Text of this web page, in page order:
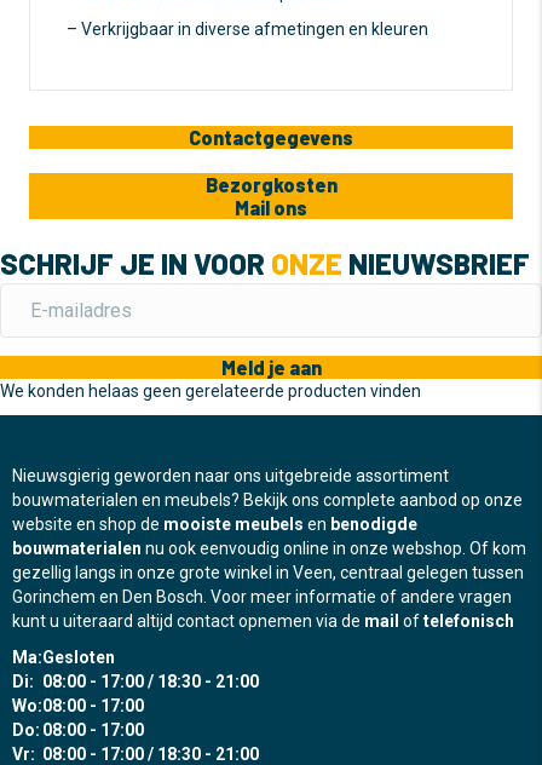
– Verkrijgbaar in diverse afmetingen en kleuren
Contactgegevens
Bezorgkosten
Mail ons
SCHRIJF JE IN VOOR ONZE NIEUWSBRIEF
Meld je aan
We konden helaas geen gerelateerde producten vinden
Nieuwsgierig geworden naar ons uitgebreide assortiment
bouwmaterialen en meubels? Bekijk ons complete aanbod op onze
website en shop de mooiste meubels en benodigde
bouwmaterialen nu ook eenvoudig online in onze webshop. Of kom
gezellig langs in onze grote winkel in Veen, centraal gelegen tussen
Gorinchem en Den Bosch. Voor meer informatie of andere vragen
kunt u uiteraard altijd contact opnemen via de mail oftelefonisch
Ma:Gesloten
Di: 08:00 - 17:00 / 18:30 - 21:00
Wo:08:00 - 17:00
Do: 08:00 - 17:00
Vr: 08:00 - 17:00 / 18:30 - 21:00